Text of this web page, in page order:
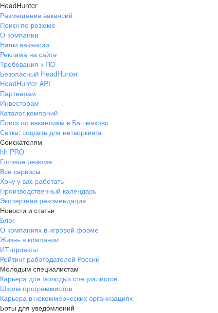
HeadHunter
Размещение вакансий
Поиск по резюме
О компании
Наши вакансии
Реклама на сайте
Требования к ПО
Безопасный HeadHunter
HeadHunter API
Партнерам
Инвесторам
Каталог компаний
Поиск по вакансиям в Башмаково
Сетка: соцсеть для нетворкинга
Соискателям
hh PRO
Готовое резюме
Все сервисы
Хочу у вас работать
Производственный календарь
Экспертная рекомендация
Новости и статьи
Блог
О компаниях в игровой форме
Жизнь в компании
ИТ-проекты
Рейтинг работодателей России
Молодым специалистам
Карьера для молодых специалистов
Школа программистов
Карьера в некоммерческих организациях
Боты для уведомлений